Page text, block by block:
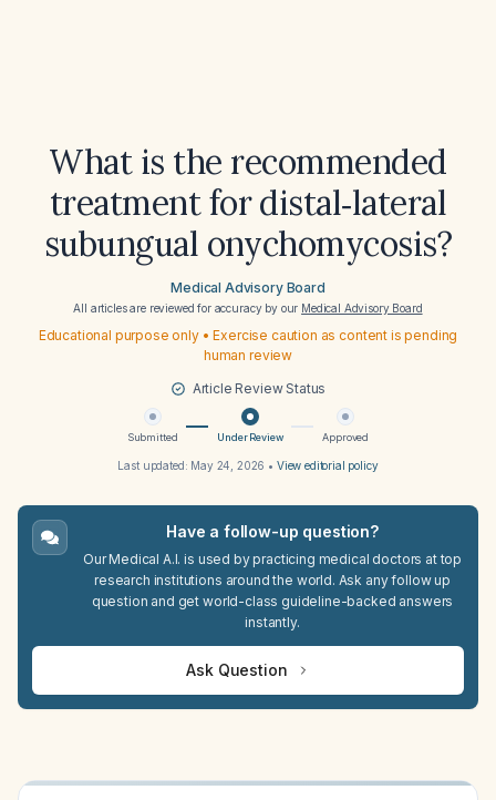
What is the recommended
treatment for distal‑lateral
subungual onychomycosis?
Medical Advisory Board
All articles are reviewed for accuracy by our Medical Advisory Board
Educational purpose only • Exercise caution as content is pending
human review
Article Review Status
Submitted Under Review Approved
Last updated: May 24, 2026 • View editorial policy
Have a follow-up question?
Our Medical A.I. is used by practicing medical doctors at top
research institutions around the world. Ask any follow up
question and get world-class guideline-backed answers
instantly.
Ask Question